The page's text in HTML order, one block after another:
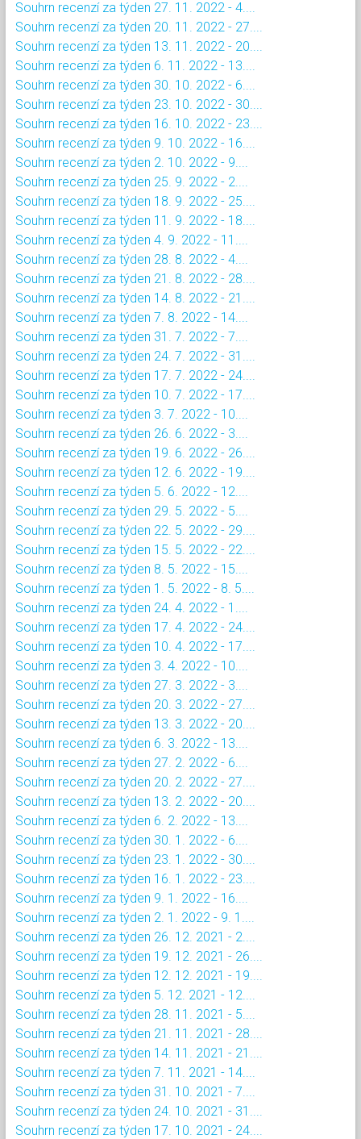
Souhrn recenzí za týden 27. 11. 2022 - 4....
Souhrn recenzí za týden 20. 11. 2022 - 27....
Souhrn recenzí za týden 13. 11. 2022 - 20....
Souhrn recenzí za týden 6. 11. 2022 - 13....
Souhrn recenzí za týden 30. 10. 2022 - 6....
Souhrn recenzí za týden 23. 10. 2022 - 30....
Souhrn recenzí za týden 16. 10. 2022 - 23....
Souhrn recenzí za týden 9. 10. 2022 - 16....
Souhrn recenzí za týden 2. 10. 2022 - 9....
Souhrn recenzí za týden 25. 9. 2022 - 2....
Souhrn recenzí za týden 18. 9. 2022 - 25....
Souhrn recenzí za týden 11. 9. 2022 - 18....
Souhrn recenzí za týden 4. 9. 2022 - 11....
Souhrn recenzí za týden 28. 8. 2022 - 4....
Souhrn recenzí za týden 21. 8. 2022 - 28....
Souhrn recenzí za týden 14. 8. 2022 - 21....
Souhrn recenzí za týden 7. 8. 2022 - 14....
Souhrn recenzí za týden 31. 7. 2022 - 7....
Souhrn recenzí za týden 24. 7. 2022 - 31....
Souhrn recenzí za týden 17. 7. 2022 - 24....
Souhrn recenzí za týden 10. 7. 2022 - 17....
Souhrn recenzí za týden 3. 7. 2022 - 10....
Souhrn recenzí za týden 26. 6. 2022 - 3....
Souhrn recenzí za týden 19. 6. 2022 - 26....
Souhrn recenzí za týden 12. 6. 2022 - 19....
Souhrn recenzí za týden 5. 6. 2022 - 12....
Souhrn recenzí za týden 29. 5. 2022 - 5....
Souhrn recenzí za týden 22. 5. 2022 - 29....
Souhrn recenzí za týden 15. 5. 2022 - 22....
Souhrn recenzí za týden 8. 5. 2022 - 15....
Souhrn recenzí za týden 1. 5. 2022 - 8. 5....
Souhrn recenzí za týden 24. 4. 2022 - 1....
Souhrn recenzí za týden 17. 4. 2022 - 24....
Souhrn recenzí za týden 10. 4. 2022 - 17....
Souhrn recenzí za týden 3. 4. 2022 - 10....
Souhrn recenzí za týden 27. 3. 2022 - 3....
Souhrn recenzí za týden 20. 3. 2022 - 27....
Souhrn recenzí za týden 13. 3. 2022 - 20....
Souhrn recenzí za týden 6. 3. 2022 - 13....
Souhrn recenzí za týden 27. 2. 2022 - 6....
Souhrn recenzí za týden 20. 2. 2022 - 27....
Souhrn recenzí za týden 13. 2. 2022 - 20....
Souhrn recenzí za týden 6. 2. 2022 - 13....
Souhrn recenzí za týden 30. 1. 2022 - 6....
Souhrn recenzí za týden 23. 1. 2022 - 30....
Souhrn recenzí za týden 16. 1. 2022 - 23....
Souhrn recenzí za týden 9. 1. 2022 - 16....
Souhrn recenzí za týden 2. 1. 2022 - 9. 1....
Souhrn recenzí za týden 26. 12. 2021 - 2....
Souhrn recenzí za týden 19. 12. 2021 - 26....
Souhrn recenzí za týden 12. 12. 2021 - 19....
Souhrn recenzí za týden 5. 12. 2021 - 12....
Souhrn recenzí za týden 28. 11. 2021 - 5....
Souhrn recenzí za týden 21. 11. 2021 - 28....
Souhrn recenzí za týden 14. 11. 2021 - 21....
Souhrn recenzí za týden 7. 11. 2021 - 14....
Souhrn recenzí za týden 31. 10. 2021 - 7....
Souhrn recenzí za týden 24. 10. 2021 - 31....
Souhrn recenzí za týden 17. 10. 2021 - 24....